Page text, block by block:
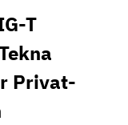
T
Privat-